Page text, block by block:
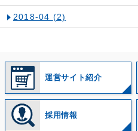
2018-04 (2)
運営サイト紹介
採用情報